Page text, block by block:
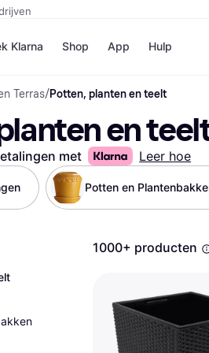
Klarna Shop
Winkels
Bol
H&M
Kruidvat
App Hulp
Terras/Potten, planten en teelt
en
met Leer hoe
Potten en
1000+ producten